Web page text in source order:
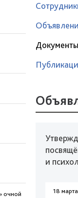
очной
Документы
и
18 марта